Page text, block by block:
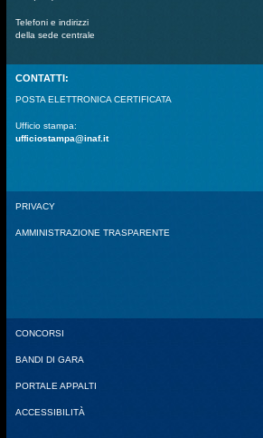
Telefoni e indirizzi
della sede centrale
CONTATTI:
POSTA ELETTRONICA CERTIFICATA
Ufficio stampa:
ufficiostampa@inaf.it
PRIVACY
AMMINISTRAZIONE TRASPARENTE
CONCORSI
BANDI DI GARA
PORTALE APPALTI
ACCESSIBILITÀ